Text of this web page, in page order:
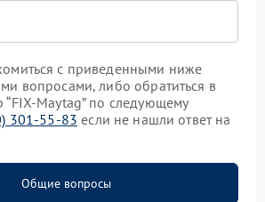
с приведенными ниже
вопросами, либо обратиться в
“FIX-Maytag” по следующему
301-55-83 если не нашли ответ на
Общие вопросы